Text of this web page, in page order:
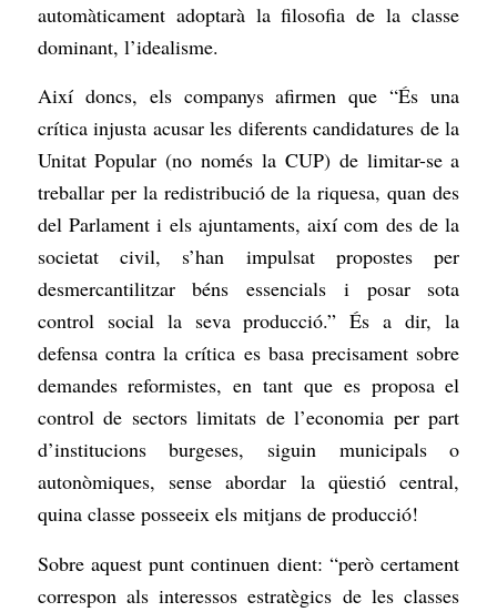
automàticament adoptarà la filosofia de la classe
dominant, l’idealisme.
Així doncs, els companys afirmen que “És una
crítica injusta acusar les diferents candidatures de la
Unitat Popular (no només la CUP) de limitar-se a
treballar per la redistribució de la riquesa, quan des
del Parlament i els ajuntaments, així com des de la
societat civil, s’han impulsat propostes per
desmercantilitzar béns essencials i posar sota
control social la seva producció.” És a dir, la
defensa contra la crítica es basa precisament sobre
demandes reformistes, en tant que es proposa el
control de sectors limitats de l’economia per part
d’institucions burgeses, siguin municipals o
autonòmiques, sense abordar la qüestió central,
quina classe posseeix els mitjans de producció!
Sobre aquest punt continuen dient: “però certament
correspon als interessos estratègics de les classes